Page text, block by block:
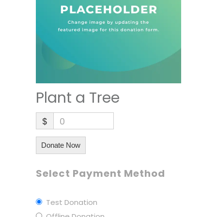
Plant a Tree
$ 0
Donate Now
Select Payment Method
Test Donation